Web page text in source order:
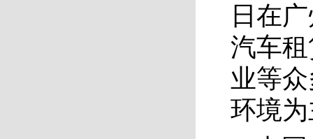
日在
汽车
业等
环境